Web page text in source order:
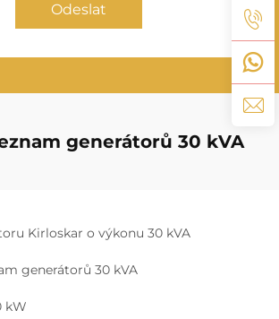
Odeslat
generátorů 30 kVA
Kirloskar o výkonu 30 kVA
generátorů 30 kVA
kW